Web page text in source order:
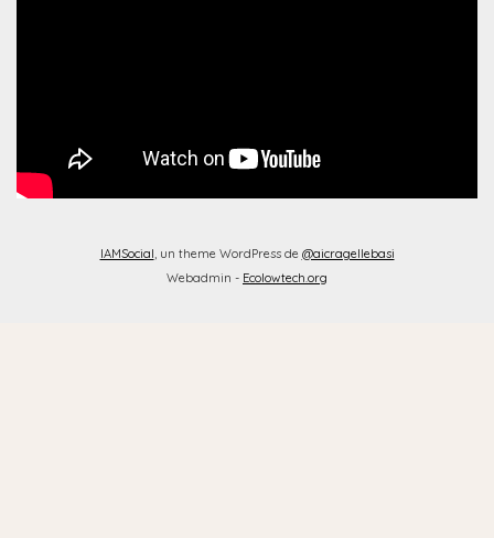
IAMSocial, un theme WordPress de @aicragellebasi
Webadmin - Ecolowtech.org